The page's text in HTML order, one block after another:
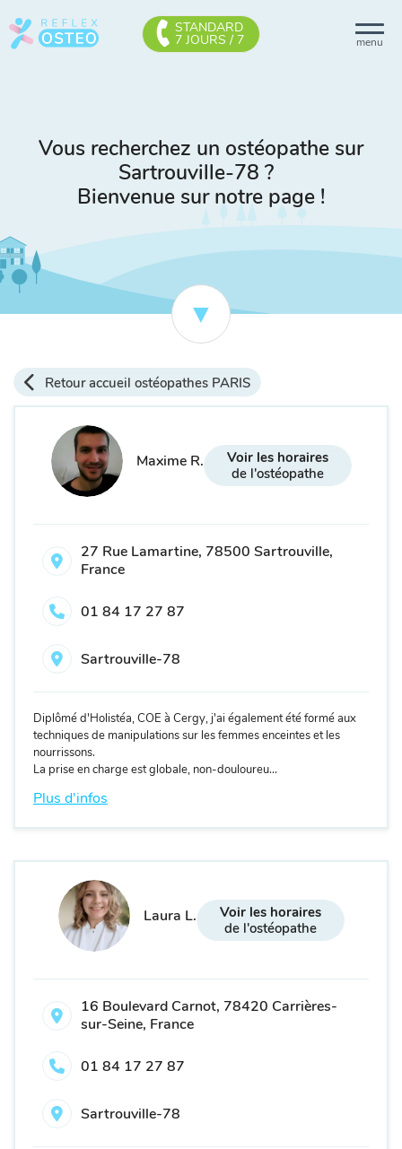
menu
STANDARD
7 JOURS / 7
Vous recherchez un ostéopathe sur
Sartrouville-78 ?
Bienvenue sur notre page !
Retour accueil ostéopathes PARIS
Maxime R.
Voir les horaires
de l'ostéopathe
27 Rue Lamartine, 78500 Sartrouville,
France
01 84 17 27 87
Sartrouville-78
Diplômé d'Holistéa, COE à Cergy, j'ai également été formé aux
techniques de manipulations sur les femmes enceintes et les
nourrissons.
La prise en charge est globale, non-douloureu...
Plus d'infos
Laura L.
Voir les horaires
de l'ostéopathe
16 Boulevard Carnot, 78420 Carrières-
sur-Seine, France
01 84 17 27 87
Sartrouville-78